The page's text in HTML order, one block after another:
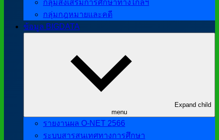
กลุ่มส่งเสริมการศึกษาทางไกลฯ
กลุ่มกฎหมายและคดี
ข้อมูล BIGDATA
Expand child
menu
รายงานผล O-NET 2566
ระบบสารสนเทศทางการศึกษา